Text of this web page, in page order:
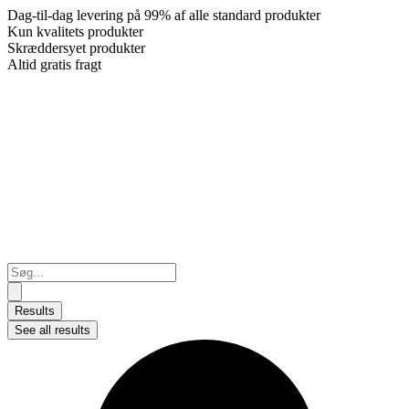
Dag-til-dag levering på 99% af alle standard produkter
Kun kvalitets produkter
Skræddersyet produkter
Altid gratis fragt
Search
...
Results
See all results